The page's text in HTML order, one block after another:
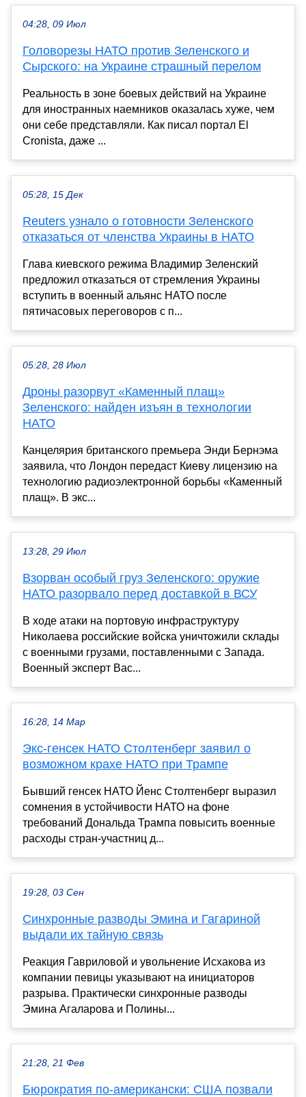
04:28, 09 Июл
Головорезы НАТО против Зеленского и
Сырского: на Украине страшный перелом
Реальность в зоне боевых действий на Украине
для иностранных наемников оказалась хуже, чем
они себе представляли. Как писал портал El
Cronista, даже ...
05:28, 15 Дек
Reuters узнало о готовности Зеленского
отказаться от членства Украины в НАТО
Глава киевского режима Владимир Зеленский
предложил отказаться от стремления Украины
вступить в военный альянс НАТО после
пятичасовых переговоров с п...
05:28, 28 Июл
Дроны разорвут «Каменный плащ»
Зеленского: найден изъян в технологии
НАТО
Канцелярия британского премьера Энди Бернэма
заявила, что Лондон передаст Киеву лицензию на
технологию радиоэлектронной борьбы «Каменный
плащ». В экс...
13:28, 29 Июл
Взорван особый груз Зеленского: оружие
НАТО разорвало перед доставкой в ВСУ
В ходе атаки на портовую инфраструктуру
Николаева российские войска уничтожили склады
с военными грузами, поставленными с Запада.
Военный эксперт Вас...
16:28, 14 Мар
Экс-генсек НАТО Столтенберг заявил о
возможном крахе НАТО при Трампе
Бывший генсек НАТО Йенс Столтенберг выразил
сомнения в устойчивости НАТО на фоне
требований Дональда Трампа повысить военные
расходы стран-участниц д...
19:28, 03 Сен
Синхронные разводы Эмина и Гагариной
выдали их тайную связь
Реакция Гавриловой и увольнение Исхакова из
компании певицы указывают на инициаторов
разрыва. Практически синхронные разводы
Эмина Агаларова и Полины...
21:28, 21 Фев
Бюрократия по-американски: США позвали